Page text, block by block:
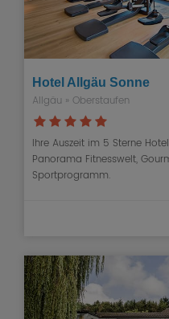
Hotel Allgäu Sonne
Allgäu » Oberstaufen
Ihre Auszeit im 5 Sterne
Panorama Fitnesswelt,
Sportprogramm.